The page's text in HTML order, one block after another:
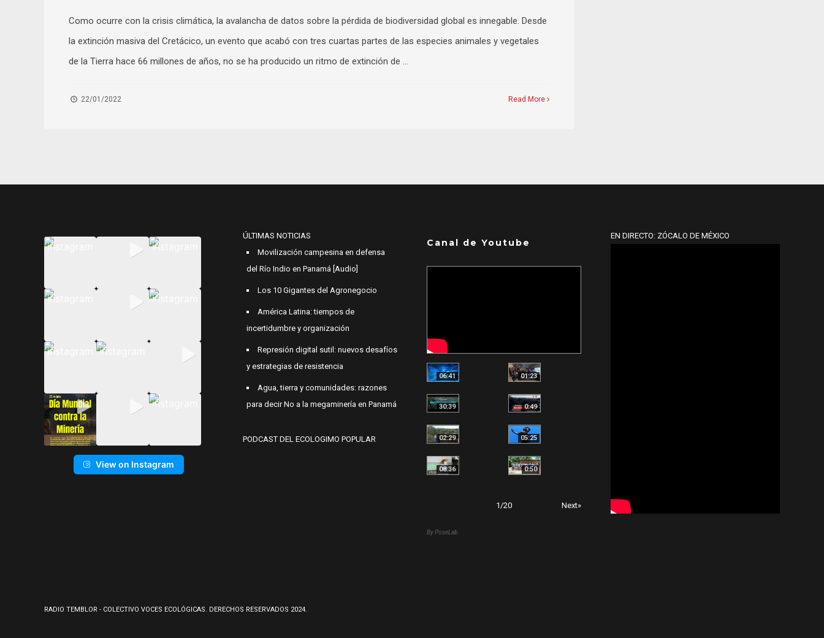
Como ocurre con la crisis climática, la avalancha de datos sobre la pérdida de biodiversidad global es innegable. Desde
la extinción masiva del Cretácico, un evento que acabó con tres cuartas partes de las especies animales y vegetales
de la Tierra hace 66 millones de años, no se ha producido un ritmo de extinción de …
22/01/2022 Read More
View on Instagram
ÚLTIMAS NOTICIAS
Movilización campesina en defensa
del Río Indio en Panamá [Audio]
Los 10 Gigantes del Agronegocio
América Latina: tiempos de
incertidumbre y organización
Represión digital sutil: nuevos desafíos
y estrategias de resistencia
Agua, tierra y comunidades: razones
para decir No a la megaminería en Panamá
PODCAST DEL ECOLOGIMO POPULAR
Canal de Youtube
06:41 01:23
30:39 0:49
02:29 05:25
08:36 0:50
1/20 Next»
By PoseLab
EN DIRECTO: ZÓCALO DE MÉXICO
RADIO TEMBLOR - COLECTIVO VOCES ECOLÓGICAS. DERECHOS RESERVADOS 2024.